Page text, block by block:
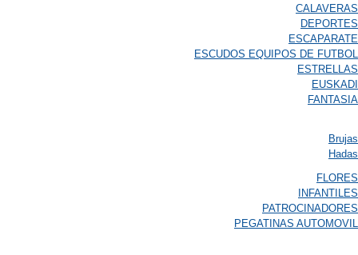
CALAVERAS
DEPORTES
ESCAPARATE
ESCUDOS EQUIPOS DE FUTBOL
ESTRELLAS
EUSKADI
FANTASIA
Brujas
Hadas
FLORES
INFANTILES
PATROCINADORES
PEGATINAS AUTOMOVIL